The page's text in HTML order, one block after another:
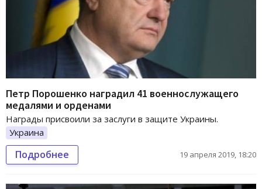
Петр Порошенко наградил 41 военнослужащего
медалями и орденами
Награды присвоили за заслуги в защите Украины.
Украина
Подробнее 19 апреля 2019, 18:20